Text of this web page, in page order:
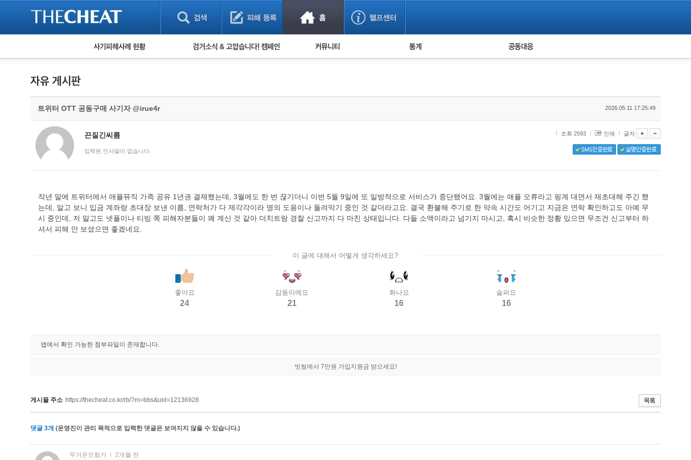
피해사례 현황
보이스피싱 피해사례
유해사이트 목록
비공개 피해사례
워킹홀리데이 피해사례
검거 소식 사기 예방했어요! 누적 피해사례 통계 피해자 공동대응
트위터 OTT 공동구매 사기자 @irue4r 2026.05.11 17:25:49
끈질긴씨름
입력된 인사말이 없습니다.
조회 2593 인쇄 글자
작년 말에 트위터에서 애플뮤직 가족 공유 1년권 결제했는데, 3월에도 한 번 끊기더니 이번 5월 9일에 또 일방적으로 서비스가 중단됐어요. 3월에는 애플 오류라고 핑계 대면서 재초대해 주긴 했
는데, 알고 보니 입금 계좌랑 초대장 보낸 이름, 연락처가 다 제각각이라 명의 도용이나 돌려막기 중인 것 같더라고요. 결국 환불해 주기로 한 약속 시간도 어기고 지금은 연락 확인하고도 아예 무
시 중인데, 저 말고도 넷플이나 티빙 쪽 피해자분들이 꽤 계신 것 같아 더치트랑 경찰 신고까지 다 마친 상태입니다. 다들 소액이라고 넘기지 마시고, 혹시 비슷한 정황 있으면 무조건 신고부터 하
셔서 피해 안 보셨으면 좋겠네요.
이 글에 대해서 어떻게 생각하세요?
좋아요
24
감동이에요
21
화나요
16
슬퍼요
16
앱에서 확인 가능한 첨부파일이 존재합니다.
빗썸에서 7만원 가입지원금 받으세요!
게시물 주소 https://thecheat.co.kr/rb/?m=bbs&uid=12136928
댓글 3개 (운영진이 관리 목적으로 입력한 댓글은 보여지지 않을 수 있습니다.)